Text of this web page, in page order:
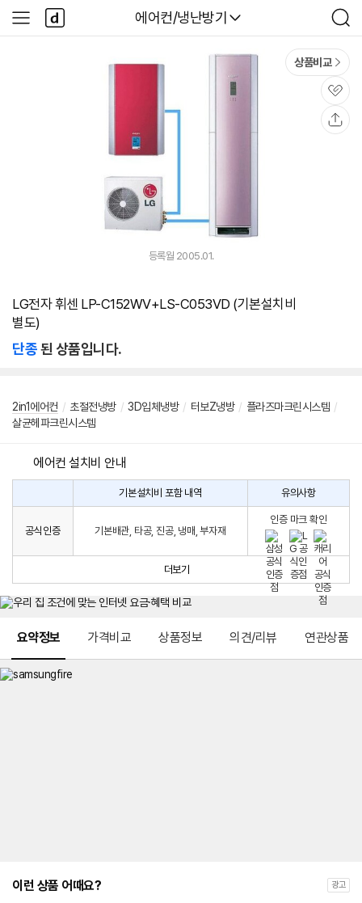
다나와
에어컨/냉난방기
검
색
사
이
다
나
와
상품비교
관
심
등록월 2005.01.
LG전자 휘센 LP-C152WV+LS-C053VD (기본설치비
별도)
단종된 상품입니다.
2in1에어컨 / 초절전냉방 / 3D입체냉방 / 터보Z냉방 / 플라즈마크린시스템 /
살균헤파크린시스템
에어컨 설치비 안내
구
시
생
는
치
비
컨
설
기본설치비 포함 내역 유의사항
공식인증 기본배관, 타공, 진공, 냉매, 부자재
인증 마크 확인
더보기
요약정보 가격비교 상품정보 의견/리뷰 연관상품
이런 상품 어때요? 광고